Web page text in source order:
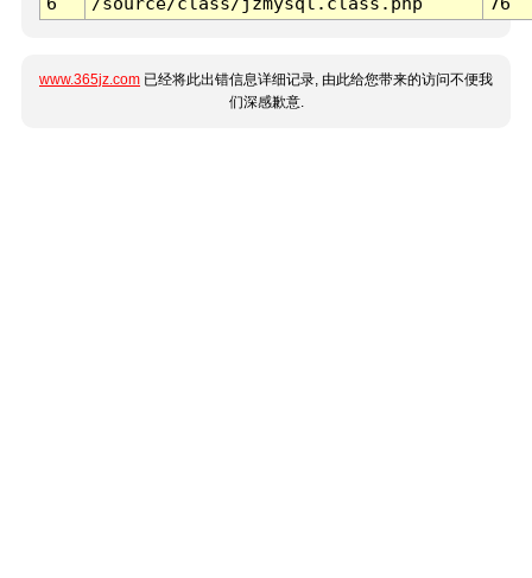
www.365jz.com 已经将此出错信息详细记录, 由此给您带来的访问不便我
们深感歉意.